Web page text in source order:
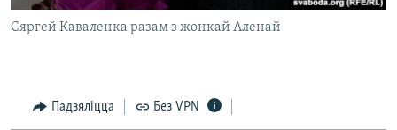
Сяргей Каваленка разам з жонкай Аленай
Падзяліцца Без VPN